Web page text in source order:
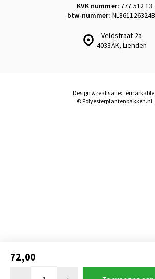
72,00
Veldstraat 2a
4033AK, Lienden
KVK nummer: 777 512 13
btw-nummer:
© Polyesterplantenbakken.nl
Design & realisatie: emarkable